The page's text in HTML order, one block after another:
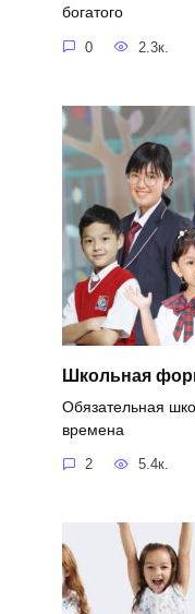
богатого
0 2.3к.
Школьная
Обязательная
времена
2 5.4к.